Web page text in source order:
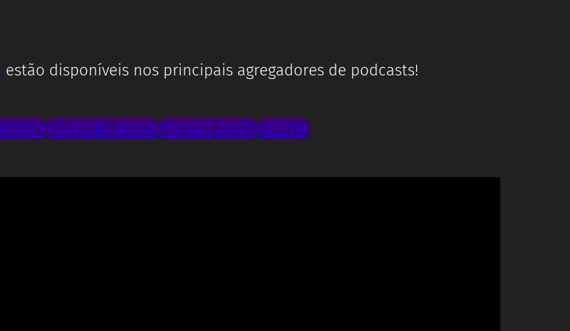
estão disponíveis nos principais agregadores de podcasts!
YOUTUBE MUSICPOCKET CASTSDEEZER